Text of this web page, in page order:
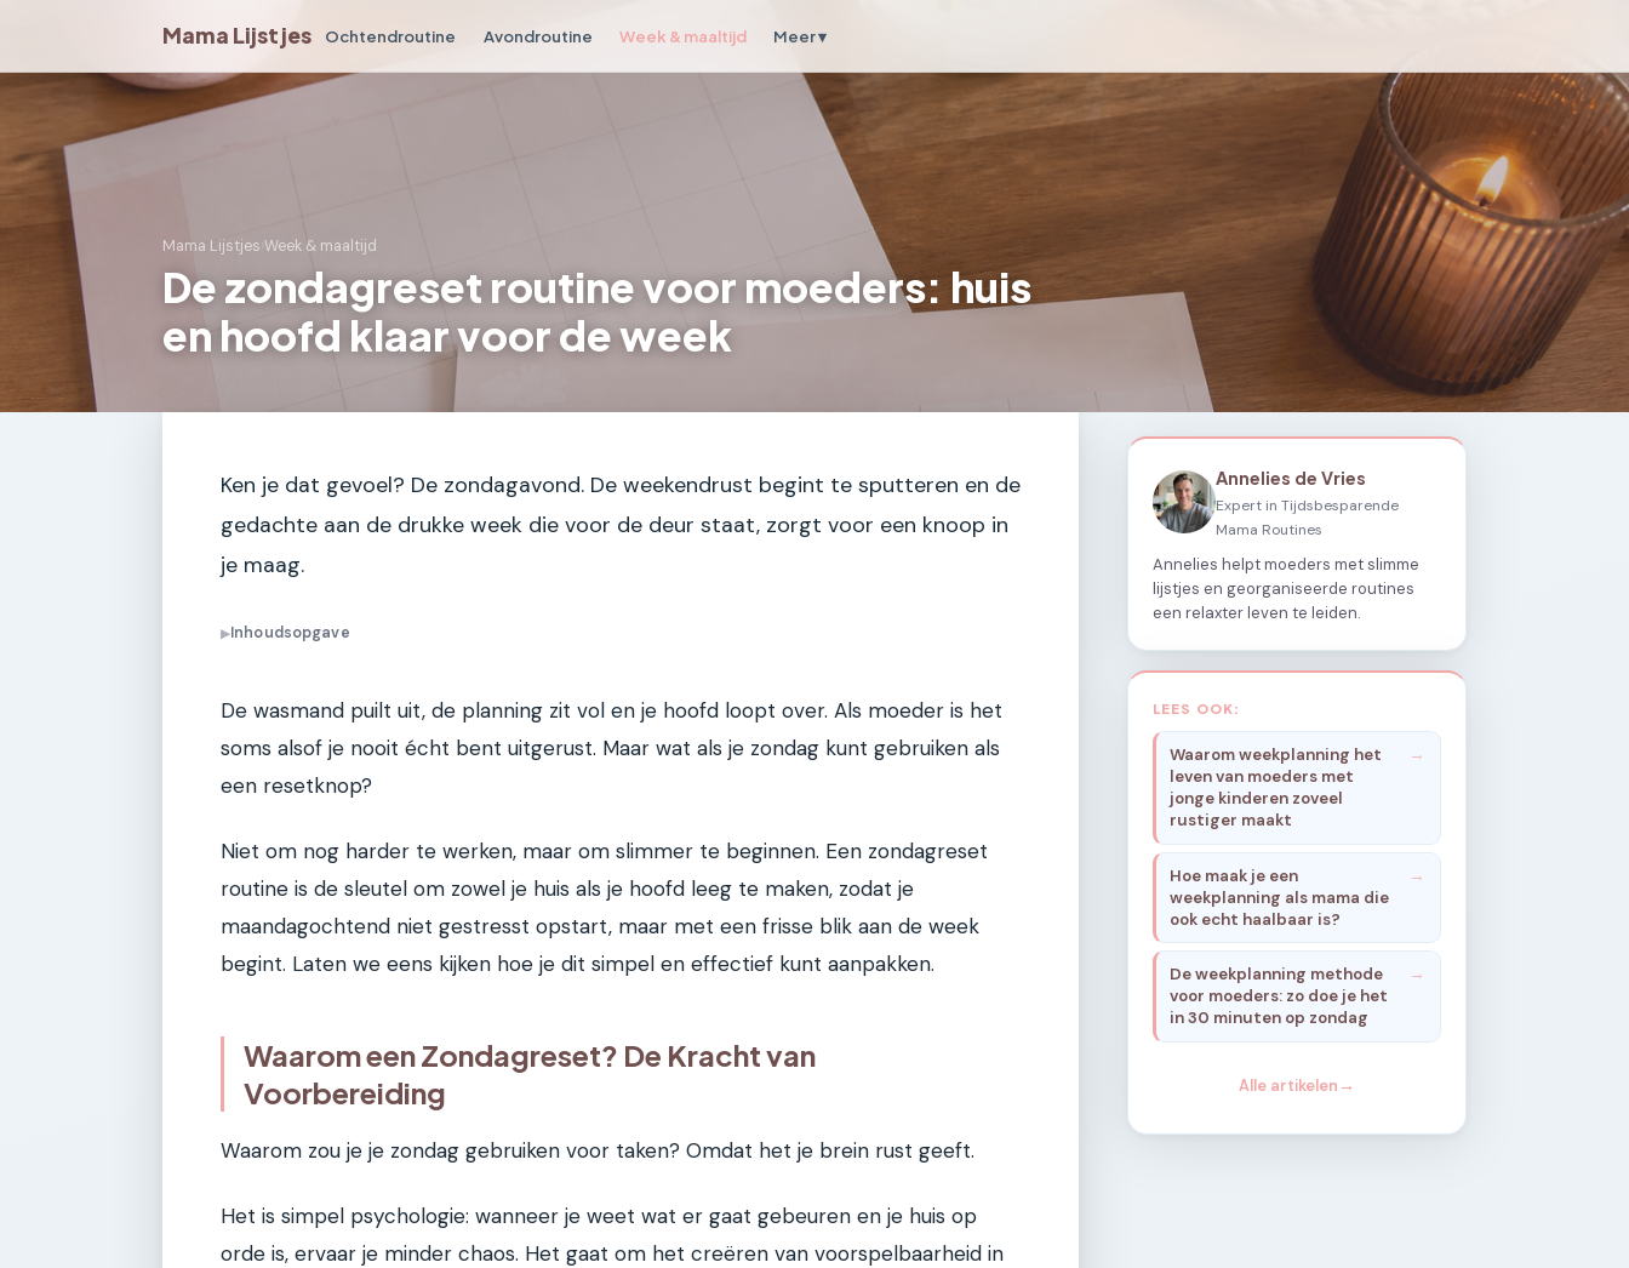
Mama Lijstjes Ochtendroutine Avondroutine Week & maaltijd Meer ▾
Mama Lijstjes Week & maaltijd
De zondagreset routine voor moeders: huis
en hoofd klaar voor de week
Ken je dat gevoel? De zondagavond. De weekendrust begint te sputteren en de
gedachte aan de drukke week die voor de deur staat, zorgt voor een knoop in
je maag.
▶Inhoudsopgave
De wasmand puilt uit, de planning zit vol en je hoofd loopt over. Als moeder is het
soms alsof je nooit écht bent uitgerust. Maar wat als je zondag kunt gebruiken als
een resetknop?
Niet om nog harder te werken, maar om slimmer te beginnen. Een zondagreset
routine is de sleutel om zowel je huis als je hoofd leeg te maken, zodat je
maandagochtend niet gestresst opstart, maar met een frisse blik aan de week
begint. Laten we eens kijken hoe je dit simpel en effectief kunt aanpakken.
Waarom een Zondagreset? De Kracht van
Voorbereiding
Waarom zou je je zondag gebruiken voor taken? Omdat het je brein rust geeft.
Het is simpel psychologie: wanneer je weet wat er gaat gebeuren en je huis op
orde is, ervaar je minder chaos. Het gaat om het creëren van voorspelbaarheid in
Annelies de Vries
Expert in Tijdsbesparende
Mama Routines
Annelies helpt moeders met slimme
lijstjes en georganiseerde routines
een relaxter leven te leiden.
LEES OOK:
Waarom weekplanning het
leven van moeders met
jonge kinderen zoveel
rustiger maakt
Hoe maak je een
weekplanning als mama die
ook echt haalbaar is?
De weekplanning methode
voor moeders: zo doe je het
in 30 minuten op zondag
Alle artikelen